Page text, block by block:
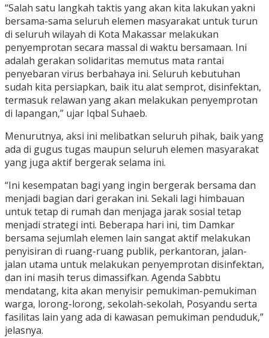
“Salah satu langkah taktis yang akan kita lakukan yakni
bersama-sama seluruh elemen masyarakat untuk turun
di seluruh wilayah di Kota Makassar melakukan
penyemprotan secara massal di waktu bersamaan. Ini
adalah gerakan solidaritas memutus mata rantai
penyebaran virus berbahaya ini. Seluruh kebutuhan
sudah kita persiapkan, baik itu alat semprot, disinfektan,
termasuk relawan yang akan melakukan penyemprotan
di lapangan,” ujar Iqbal Suhaeb.
Menurutnya, aksi ini melibatkan seluruh pihak, baik yang
ada di gugus tugas maupun seluruh elemen masyarakat
yang juga aktif bergerak selama ini.
“Ini kesempatan bagi yang ingin bergerak bersama dan
menjadi bagian dari gerakan ini. Sekali lagi himbauan
untuk tetap di rumah dan menjaga jarak sosial tetap
menjadi strategi inti. Beberapa hari ini, tim Damkar
bersama sejumlah elemen lain sangat aktif melakukan
penyisiran di ruang-ruang publik, perkantoran, jalan-
jalan utama untuk melakukan penyemprotan disinfektan,
dan ini masih terus dimassifkan. Agenda Sabbtu
mendatang, kita akan menyisir pemukiman-pemukiman
warga, lorong-lorong, sekolah-sekolah, Posyandu serta
fasilitas lain yang ada di kawasan pemukiman penduduk,”
jelasnya.